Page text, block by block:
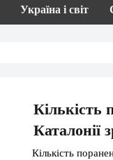
Україна і світ
Кількість
Каталонії
Кількість